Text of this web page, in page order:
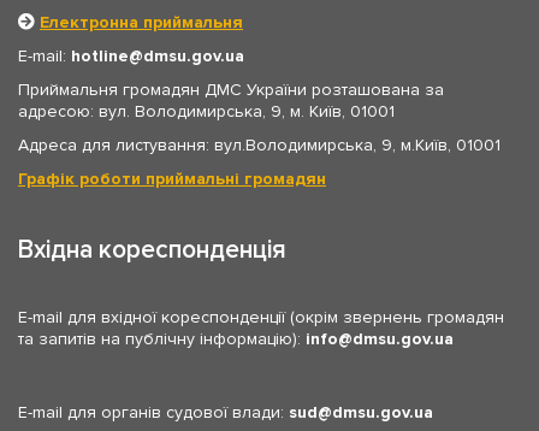
Електронна приймальня
E-mail: hotline
dmsu.gov.ua
Приймальня громадян ДМС України розташована за
адресою: вул. Володимирська, 9, м. Київ, 01001
Адреса для листування: вул.Володимирська, 9, м.Київ, 01001
Графік роботи приймальні громадян
Вхідна кореспонденція
E-mail для вхідної кореспонденції (окрім звернень громадян
та запитів на публічну інформацію): info dmsu.gov.ua
E-mail для органів судової влади: sud dmsu.gov.ua